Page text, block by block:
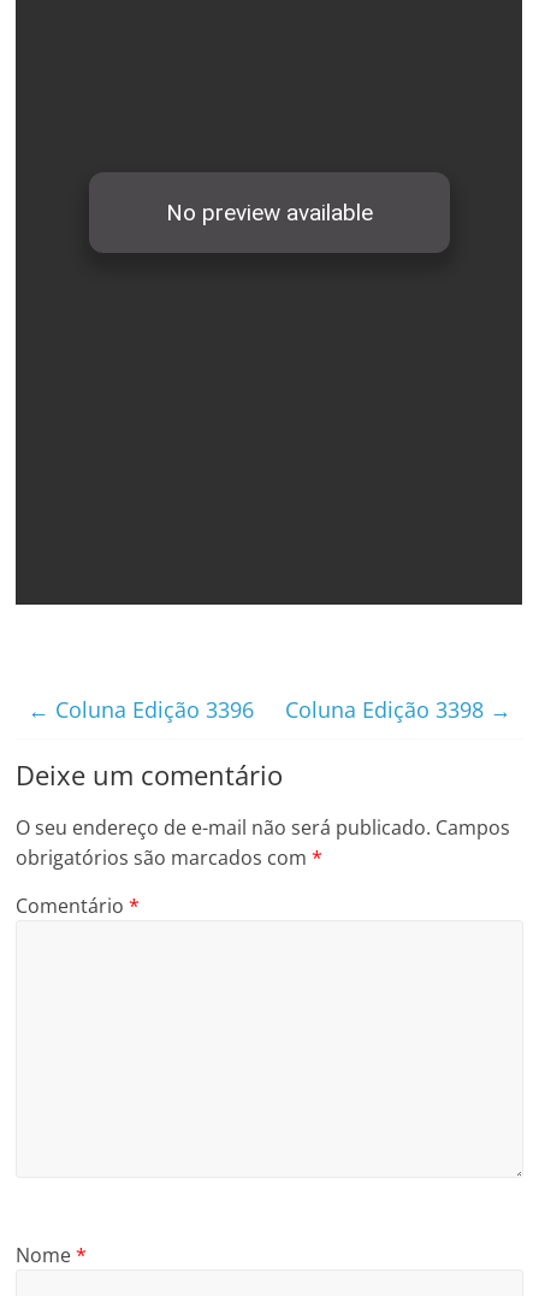
← Coluna Edição 3396 Coluna Edição 3398 →
Deixe um comentário
O seu endereço de e-mail não será publicado. Campos
obrigatórios são marcados com*
Comentário*
Nome*